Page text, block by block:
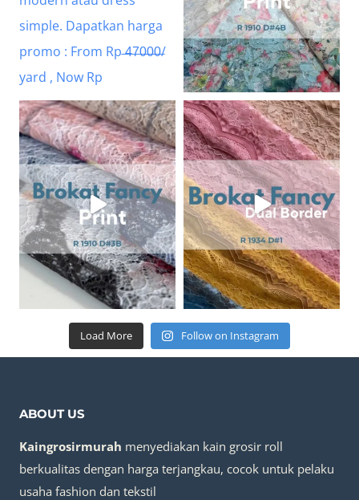
Load More Follow on Instagram
ABOUT US
Kaingrosirmurah menyediakan kain grosir roll
berkualitas dengan harga terjangkau, cocok untuk pelaku
usaha fashion dan tekstil